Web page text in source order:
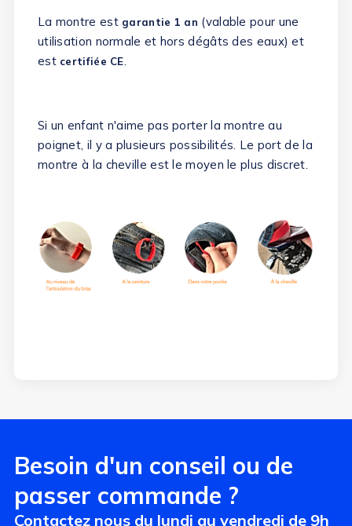
La montre est garantie 1 an (valable pour une
utilisation normale et hors dégâts des eaux) et
est certifiée CE.
Si un enfant n'aime pas porter la montre au
poignet, il y a plusieurs possibilités. Le port de la
montre à la cheville est le moyen le plus discret.
Besoin d'un conseil ou de
passer commande ?
Contactez nous du lundi au vendredi de 9h